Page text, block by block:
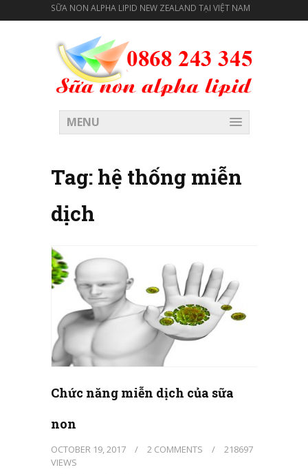
SỮA NON ALPHA LIPID NEW ZEALAND TẠI VIỆT NAM
MENU
Tag: hệ thống miễn
dịch
Chức năng miễn dịch của sữa
non
OCTOBER 19, 2017 / 2 COMMENTS /
218697
VIEWS